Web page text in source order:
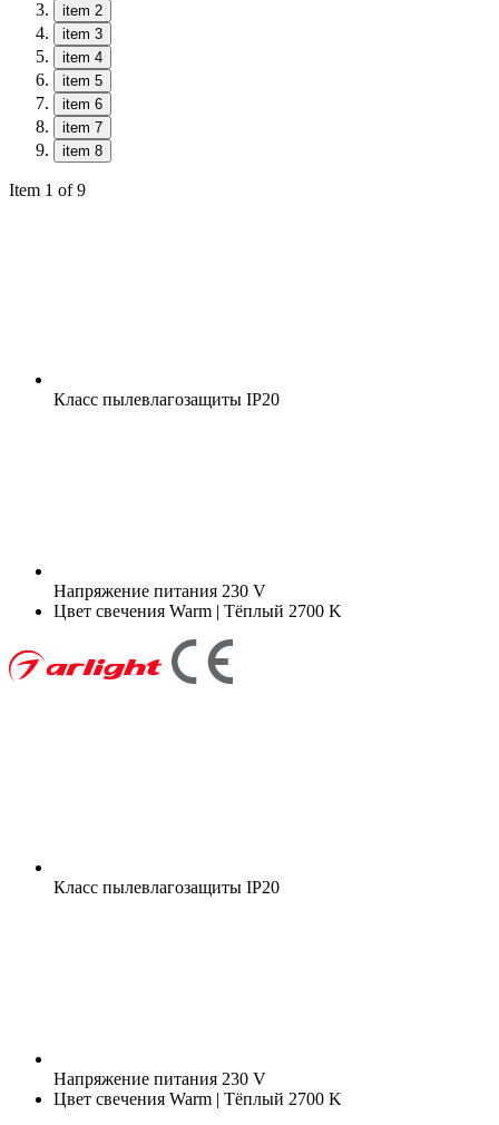
item 2
item 3
item 4
item 5
item 6
item 7
item 8
Item 1 of 9
Класс пылевлагозащиты IP20
Напряжение питания 230 V
Цвет свечения Warm | Тёплый 2700 K
Класс пылевлагозащиты IP20
Напряжение питания 230 V
Цвет свечения Warm | Тёплый 2700 K